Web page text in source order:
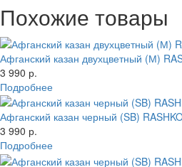
Похожие товары
Афганский казан двухцветный (М)
3 990 р.
Подробнее
Афганский казан черный (SB)
3 990 р.
Подробнее